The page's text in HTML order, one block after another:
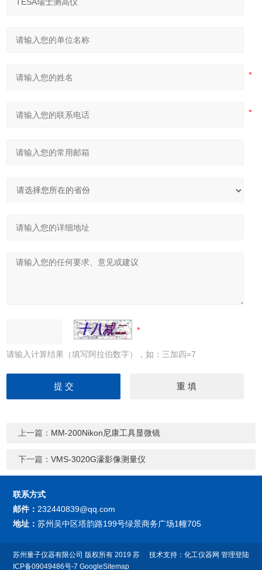
请输入计算结果（填写阿拉伯数字），如：三加四=7
上一篇： MM-200Nikon尼康工具显微镜
下一篇：VMS-3020G濠影像测量仪
联系方式
邮件： 232440839@qq.com
地址：苏州吴中区塔韵路199号绿景商务广场1幢705
技术支持： 化工仪器网 管理登陆
苏州量子仪器有限公司 版权所有 2019苏
ICP备09049486号-7 GoogleSitemap